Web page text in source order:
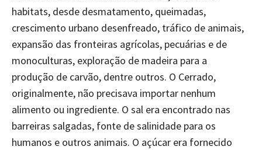
habitats, desde desmatamento, queimadas,
crescimento urbano desenfreado, tráfico de animais,
expansão das fronteiras agrícolas, pecuárias e de
monoculturas, exploração de madeira para a
produção de carvão, dentre outros. O Cerrado,
originalmente, não precisava importar nenhum
alimento ou ingrediente. O sal era encontrado nas
barreiras salgadas, fonte de salinidade para os
humanos e outros animais. O açúcar era fornecido